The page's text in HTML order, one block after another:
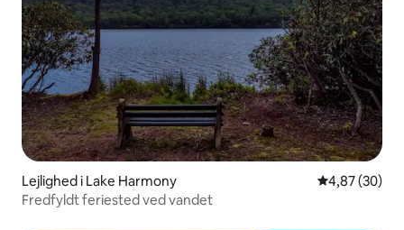
Lejlighed i Lake Harmony 4,87 ud af 5 i
4,87 (30)
Fredfyldt feriested ved vandet